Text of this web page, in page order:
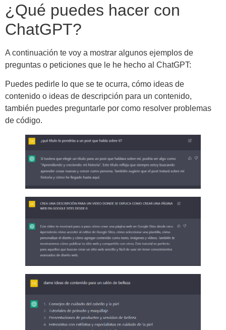
¿Qué puedes hacer con
ChatGPT?
A continuación te voy a mostrar algunos ejemplos de
preguntas o peticiones que le he hecho al ChatGPT:
Puedes pedirle lo que se te ocurra, cómo ideas de
contenido o ideas de descripción para un contenido,
también puedes preguntarle por como resolver problemas
de código.